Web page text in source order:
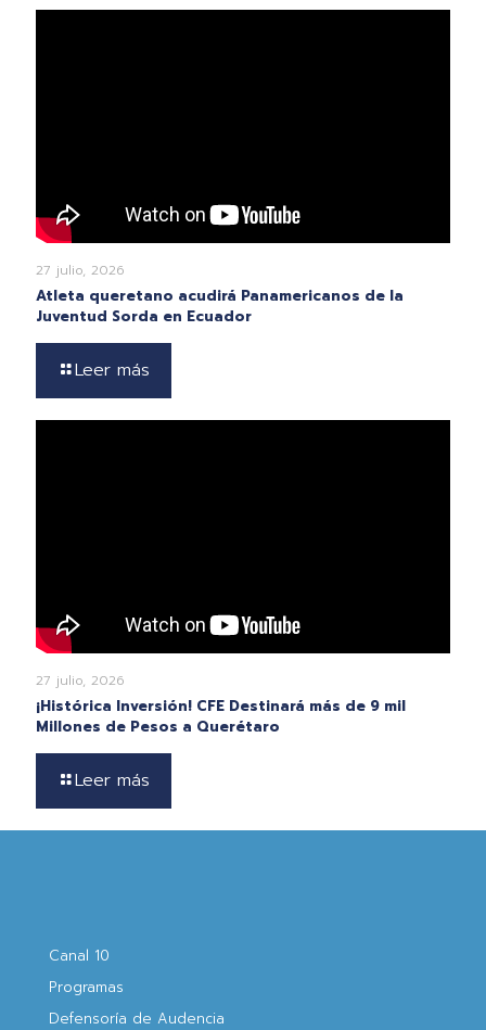
27 julio, 2026
Atleta queretano acudirá Panamericanos de la
Juventud Sorda en Ecuador
Leer más
27 julio, 2026
¡Histórica Inversión! CFE Destinará más de 9 mil
Millones de Pesos a Querétaro
Leer más
Canal 10
Programas
Defensoría de Audencia